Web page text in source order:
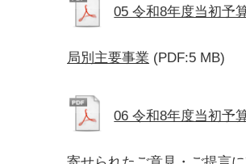
05 令和8年度当初予
局別主要事業 (PDF:5 MB)
06 令和8年度当初予